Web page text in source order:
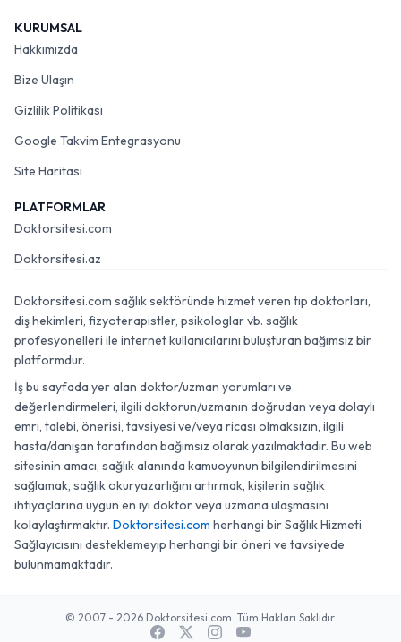
KURUMSAL
Hakkımızda
Bize Ulaşın
Gizlilik Politikası
Google Takvim Entegrasyonu
Site Haritası
PLATFORMLAR
Doktorsitesi.com
Doktorsitesi.az
Doktorsitesi.com sağlık sektöründe hizmet veren tıp doktorları,
diş hekimleri, fizyoterapistler, psikologlar vb. sağlık
profesyonelleri ile internet kullanıcılarını buluşturan bağımsız bir
platformdur.
İş bu sayfada yer alan doktor/uzman yorumları ve
değerlendirmeleri, ilgili doktorun/uzmanın doğrudan veya dolaylı
emri, talebi, önerisi, tavsiyesi ve/veya ricası olmaksızın, ilgili
hasta/danışan tarafından bağımsız olarak yazılmaktadır. Bu web
sitesinin amacı, sağlık alanında kamuoyunun bilgilendirilmesini
sağlamak, sağlık okuryazarlığını artırmak, kişilerin sağlık
ihtiyaçlarına uygun en iyi doktor veya uzmana ulaşmasını
kolaylaştırmaktır. Doktorsitesi.com herhangi bir Sağlık Hizmeti
Sağlayıcısını desteklemeyip herhangi bir öneri ve tavsiyede
bulunmamaktadır.
© 2007 - 2026 Doktorsitesi.com. Tüm Hakları Saklıdır.